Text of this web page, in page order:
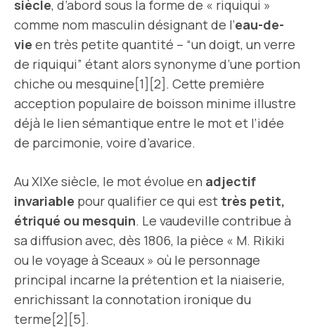
siècle, d’abord sous la forme de « riquiqui »
comme nom masculin désignant de l’eau-de-
vie en très petite quantité – “un doigt, un verre
de riquiqui” étant alors synonyme d’une portion
chiche ou mesquine[1][2]. Cette première
acception populaire de boisson minime illustre
déjà le lien sémantique entre le mot et l’idée
de parcimonie, voire d’avarice.
Au XIXe siècle, le mot évolue en adjectif
invariable pour qualifier ce qui est très petit,
étriqué ou mesquin. Le vaudeville contribue à
sa diffusion avec, dès 1806, la pièce « M. Rikiki
ou le voyage à Sceaux » où le personnage
principal incarne la prétention et la niaiserie,
enrichissant la connotation ironique du
terme[2][5].